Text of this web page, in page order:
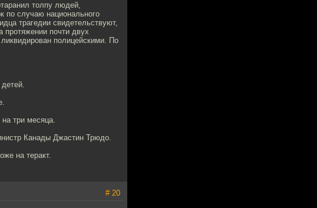
толпу людей,
по случаю национального
трагедии свидетельствуют,
протяжении почти двух
полицейскими. По
три месяца.
Канады Джастин Трюдо.
на теракт.
# 20